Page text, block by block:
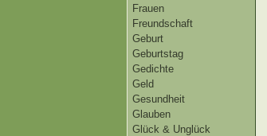
Frauen
Freundschaft
Geburt
Geburtstag
Gedichte
Geld
Gesundheit
Glauben
Glück & Unglück